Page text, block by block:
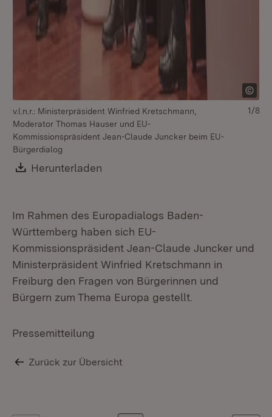
v.l.n.r.: Ministerpräsident Winfried Kretschmann,
Moderator Thomas Hauser und EU-
Kommissionspräsident Jean-Claude Juncker beim EU-
Bürgerdialog
Download:
Herunterladen
1/8
Im Rahmen des Europadialogs Baden-
Württemberg haben sich EU-
Kommissionspräsident Jean-Claude Juncker und
Ministerpräsident Winfried Kretschmann in
Freiburg den Fragen von Bürgerinnen und
Bürgern zum Thema Europa gestellt.
Pressemitteilung
Zurück zur Übersicht